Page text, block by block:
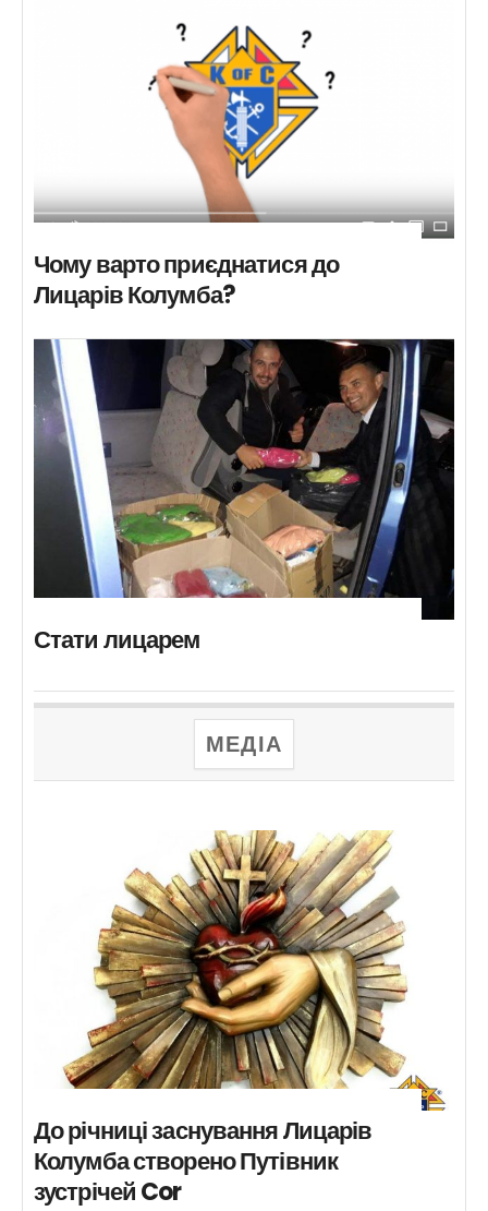
Чому варто приєднатися до
Лицарів Колумба?
Стати лицарем
МЕДІА
До річниці заснування Лицарів
Колумба створено Путівник
зустрічей Cor